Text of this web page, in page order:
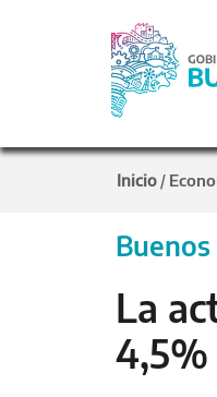
Inicio /
La